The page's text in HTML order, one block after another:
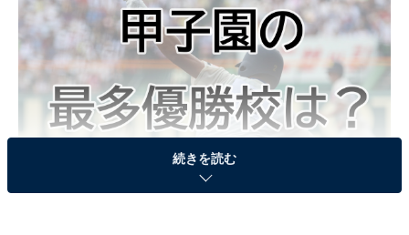
続きを読む